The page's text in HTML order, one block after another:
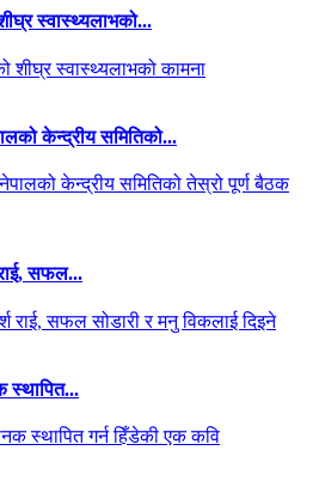
स्वास्थ्यलाभको...
केन्द्रीय समितिको...
सफल...
स्थापित...